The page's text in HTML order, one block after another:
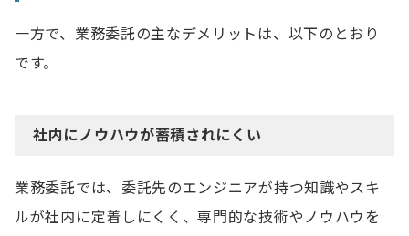
一方で、業務委託の主なデメリットは、以下のとおり
です。
社内にノウハウが蓄積されにくい
業務委託では、委託先のエンジニアが持つ知識やスキ
ルが社内に定着しにくく、専門的な技術やノウハウを